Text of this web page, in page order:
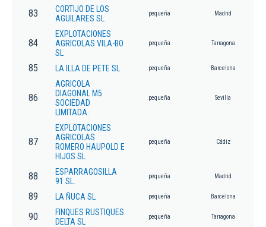
83
CORTIJO DE LOS
AGUILARES SL
pequeña Madrid
84
EXPLOTACIONES
AGRICOLAS VILA-BO
SL
pequeña Tarragona
85 LA ILLA DE PETE SL pequeña Barcelona
86
AGRICOLA
DIAGONAL M5
SOCIEDAD
LIMITADA.
pequeña Sevilla
87
EXPLOTACIONES
AGRICOLAS
ROMERO HAUPOLD E
HIJOS SL
pequeña Cádiz
88
ESPARRAGOSILLA
91 SL.
pequeña Madrid
89 LA ÑUCA SL pequeña Barcelona
90
FINQUES RUSTIQUES
DELTA SL
pequeña Tarragona